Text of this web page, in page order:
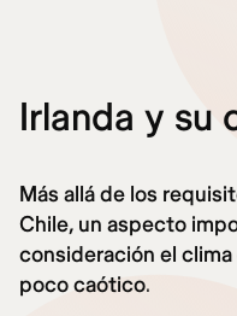
Irlanda y su
Más allá de los
Chile, un aspecto
consideración el
poco caótico.